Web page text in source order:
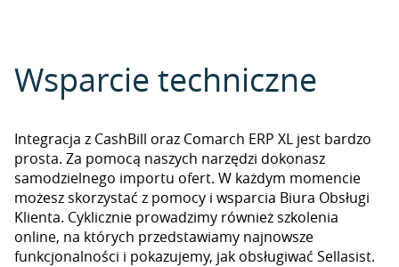
Wsparcie techniczne
Integracja z CashBill oraz Comarch ERP XL jest bardzo
prosta. Za pomocą naszych narzędzi dokonasz
samodzielnego importu ofert. W każdym momencie
możesz skorzystać z pomocy i wsparcia Biura Obsługi
Klienta. Cyklicznie prowadzimy również szkolenia
online, na których przedstawiamy najnowsze
funkcjonalności i pokazujemy, jak obsługiwać Sellasist.